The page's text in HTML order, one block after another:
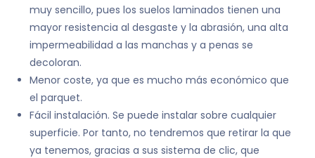
muy sencillo, pues los suelos laminados tienen una
mayor resistencia al desgaste y la abrasión, una alta
impermeabilidad a las manchas y a penas se
decoloran.
Menor coste, ya que es mucho más económico que
el parquet.
Fácil instalación. Se puede instalar sobre cualquier
superficie. Por tanto, no tendremos que retirar la que
ya tenemos, gracias a sus sistema de clic, que